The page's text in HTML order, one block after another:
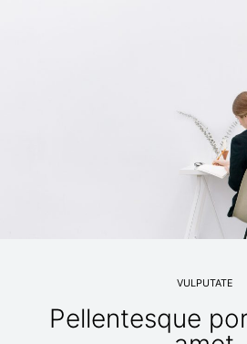
VULPUTATE
Pellentesque